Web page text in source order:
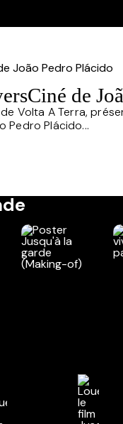
de
Volta A Terra,
Pedro Plácido...